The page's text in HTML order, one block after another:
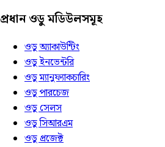
প্রধান ওডু মডিউলসমূহ
ওডু অ্যাকাউন্টিং
ওডু ইনভেন্টরি
ওডু ম্যানুফ্যাকচারিং
ওডু পারচেজ
ওডু সেলস
ওডু সিআরএম
ওডু প্রজেক্ট